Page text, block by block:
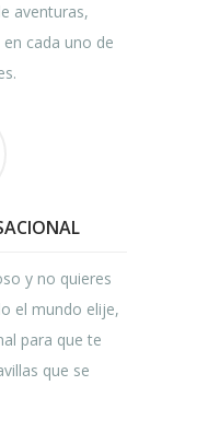
aventuras,
cada uno de
y no quieres
el mundo elije,
para que te
que se